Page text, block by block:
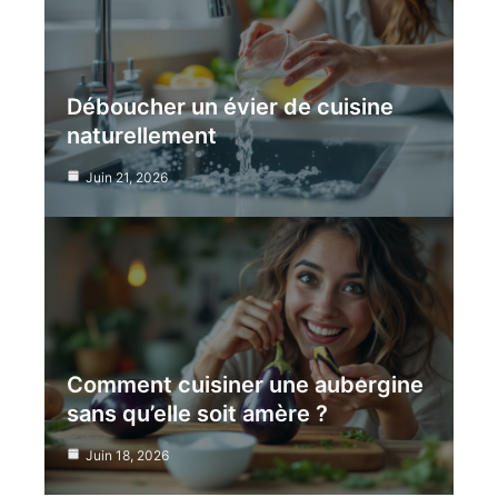
Déboucher un évier de cuisine
naturellement
Juin 21, 2026
Comment cuisiner une aubergine
sans qu’elle soit amère ?
Juin 18, 2026